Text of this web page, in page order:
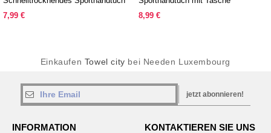
7,99 €
8,99 €
Einkaufen Towel city bei Needen Luxembourg
jetzt abonnieren!
INFORMATION KONTAKTIEREN SIE UNS